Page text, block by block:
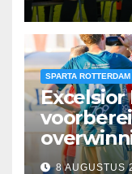
SPARTA ROTTERDAM
Excelsior
8 AUGUSTUS